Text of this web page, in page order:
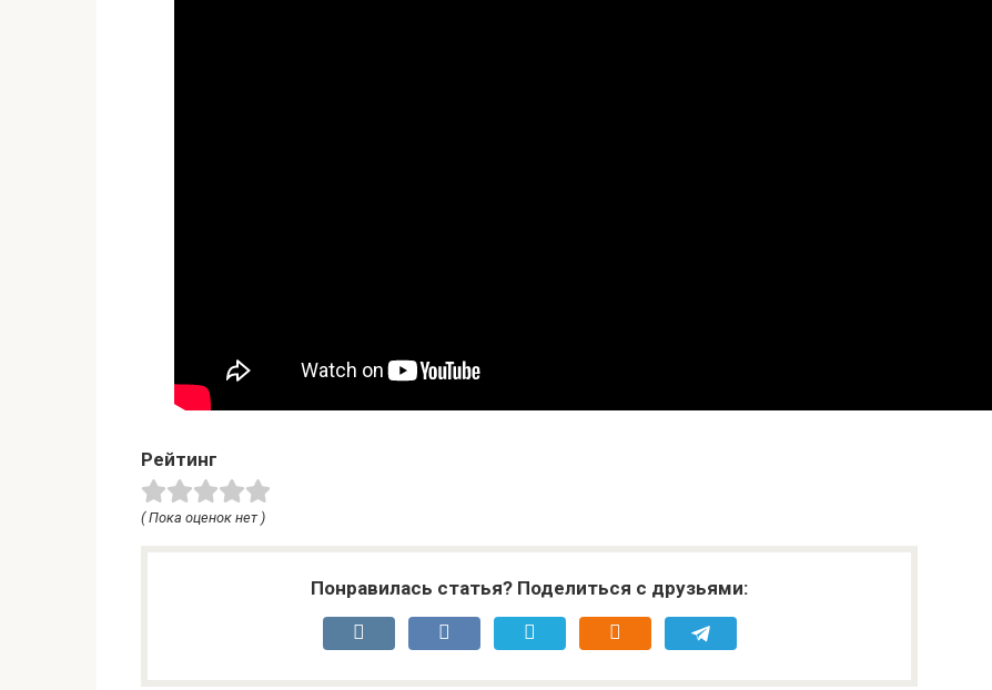
Рейтинг
( Пока оценок нет )
Понравилась статья? Поделиться с друзьями: